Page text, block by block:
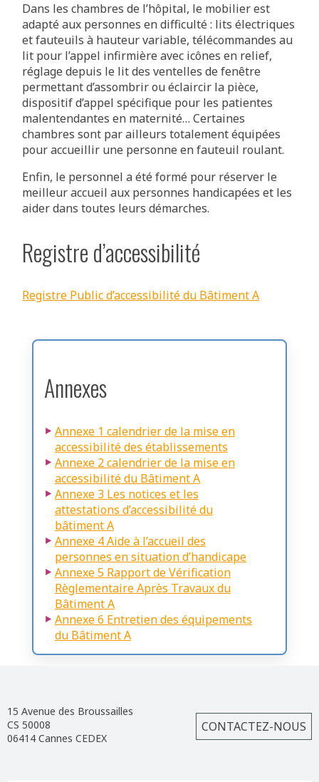
Dans les chambres de l’hôpital, le mobilier est
adapté aux personnes en difficulté : lits électriques
et fauteuils à hauteur variable, télécommandes au
lit pour l’appel infirmière avec icônes en relief,
réglage depuis le lit des ventelles de fenêtre
permettant d’assombrir ou éclaircir la pièce,
dispositif d’appel spécifique pour les patientes
malentendantes en maternité… Certaines
chambres sont par ailleurs totalement équipées
pour accueillir une personne en fauteuil roulant.
Enfin, le personnel a été formé pour réserver le
meilleur accueil aux personnes handicapées et les
aider dans toutes leurs démarches.
Registre d’accessibilité
Registre Public d’accessibilité du Bâtiment A
Annexes
Annexe 1 calendrier de la mise en
accessibilité des établissements
Annexe 2 calendrier de la mise en
accessibilité du Bâtiment A
Annexe 3 Les notices et les
attestations d’accessibilité du
bâtiment A
Annexe 4 Aide à l’accueil des
personnes en situation d’handicape
Annexe 5 Rapport de Vérification
Règlementaire Après Travaux du
Bâtiment A
Annexe 6 Entretien des équipements
du Bâtiment A
15 Avenue des Broussailles
CS 50008
06414 Cannes CEDEX
CONTACTEZ-NOUS